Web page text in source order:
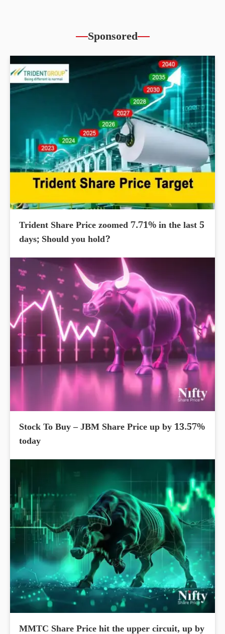
Sponsored
Trident Share Price zoomed 7.71% in the last 5
days; Should you hold?
Stock To Buy – JBM Share Price up by 13.57%
today
MMTC Share Price hit the upper circuit, up by